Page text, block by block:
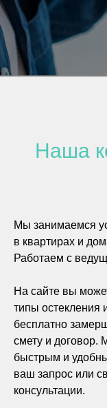
Наша
Мы занимаемся
в квартирах и
Работаем с
На сайте вы
типы остекления
бесплатно
смету и договор.
быстрым и
ваш запрос или
консультации.